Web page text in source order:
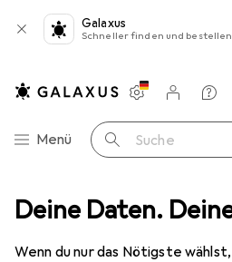
Deine Daten.
Wenn du nur das Nötigste
Galaxus
Schneller finden und bestellen
Navigation nach Kategorien
Menü Suche
Einstellungen
Kundenkonto
Vergleichslisten
Merklisten
Warenkorb
+ Gehäuse Weidmüller IP